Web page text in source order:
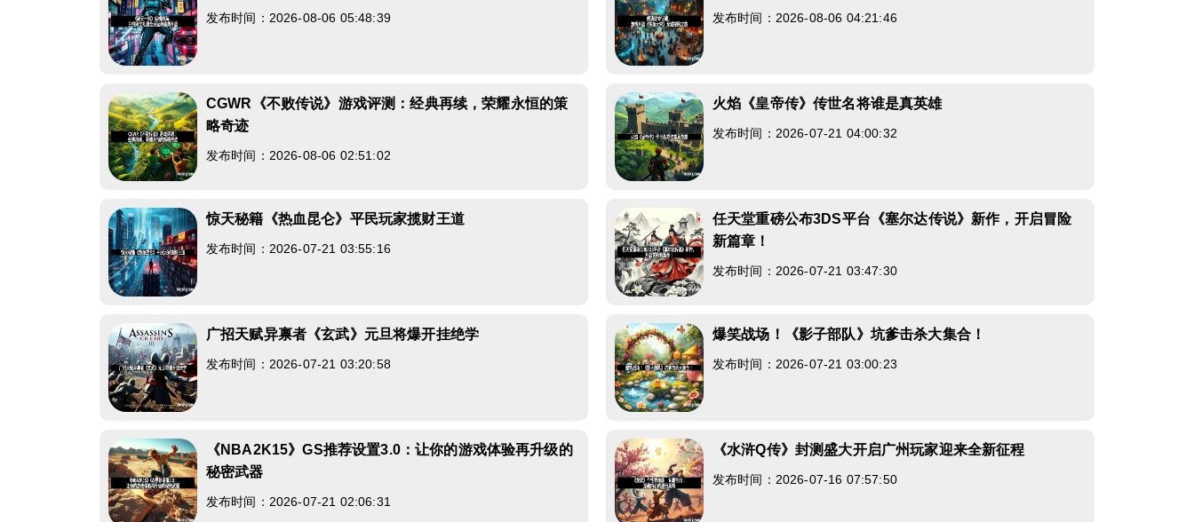
发布时间：2026-08-06 05:48:39 发布时间：2026-08-06 04:21:46
CGWR《不败传说》游戏评测：经典再续，荣耀永恒的策
略奇迹
发布时间：2026-08-06 02:51:02
火焰《皇帝传》传世名将谁是真英雄
发布时间：2026-07-21 04:00:32
惊天秘籍《热血昆仑》平民玩家揽财王道
发布时间：2026-07-21 03:55:16
任天堂重磅公布3DS平台《塞尔达传说》新作，开启冒险
新篇章！
发布时间：2026-07-21 03:47:30
广招天赋异禀者《玄武》元旦将爆开挂绝学
发布时间：2026-07-21 03:20:58
爆笑战场！《影子部队》坑爹击杀大集合！
发布时间：2026-07-21 03:00:23
《NBA2K15》GS推荐设置3.0：让你的游戏体验再升级的
秘密武器
发布时间：2026-07-21 02:06:31
《水浒Q传》封测盛大开启广州玩家迎来全新征程
发布时间：2026-07-16 07:57:50